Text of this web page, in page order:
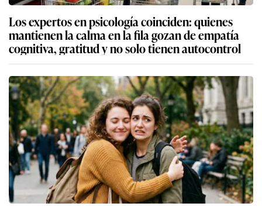
Los expertos en psicología coinciden: quienes
mantienen la calma en la fila gozan de empatía
cognitiva, gratitud y no solo tienen autocontrol